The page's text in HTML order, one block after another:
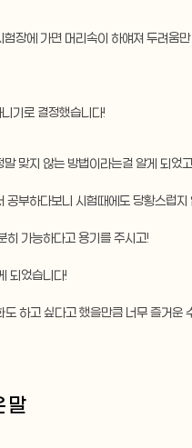
장에 가면 머리속이 하얘져 두려움
기로 결정했습니다!
맞지 않는 방법이라는걸 알게 되었
부하다보니 시험때에도 당황스럽지
히 가능하다고 용기를 주시고!
되었습니다!
하고 싶다고 했을만큼 너무 즐거운
말